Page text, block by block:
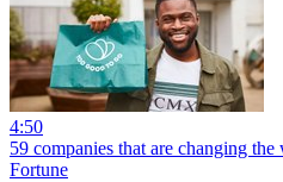
4:50
59 companies that are changing
Fortune